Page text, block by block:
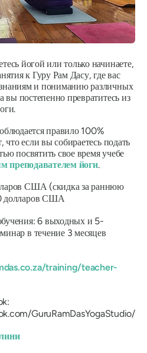
йогой или только начинаете,
к Гуру Рам Дасу, где вас
и пониманию различных
вы постепенно превратитесь из
правило 100%
что если вы собираетесь подать
посвятить свое время учебе
преподавателем йоги.
США (скидка за раннюю
долларов США
6 выходных и 5-
в течение 3 месяцев
training/teacher-
GuruRamDasYogaStudio/